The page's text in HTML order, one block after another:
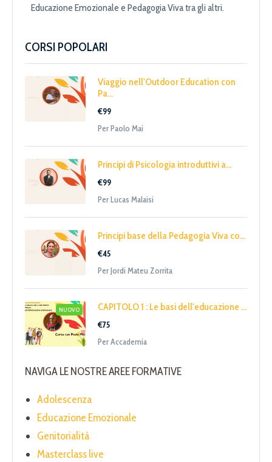
Educazione Emozionale e Pedagogia Viva tra gli altri.
CORSI POPOLARI
Viaggio nell'Outdoor Education con
Pa...
€99
Per Paolo Mai
Principi di Psicologia introduttivi a...
€99
Per Lucas Malaisi
Principi base della Pedagogia Viva co...
€45
Per Jordi Mateu Zorrita
NUOVO CAPITOLO 1 : Le basi dell'educazione ...
€75
Per Accademia
NAVIGA LE NOSTRE AREE FORMATIVE
Adolescenza
Educazione Emozionale
Genitorialità
Masterclass live